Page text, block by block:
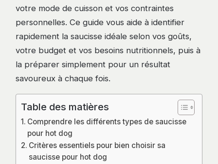
votre mode de cuisson et vos contraintes
personnelles. Ce guide vous aide à identifier
rapidement la saucisse idéale selon vos goûts,
votre budget et vos besoins nutritionnels, puis à
la préparer simplement pour un résultat
savoureux à chaque fois.
Table des matières
Comprendre les différents types de saucisse
pour hot dog
Critères essentiels pour bien choisir sa
saucisse pour hot dog